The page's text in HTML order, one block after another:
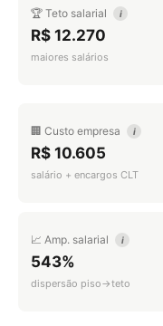
🏆 Teto salarial i
R$ 12.270
maiores salários
🏢 Custo empresa i
R$ 10.605
salário + encargos CLT
📈 Amp. salarial i
543%
dispersão piso→teto